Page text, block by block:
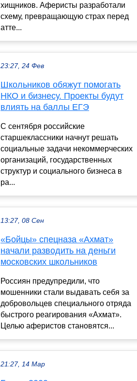
хищников. Аферисты разработали
схему, превращающую страх перед
атте...
23:27, 24 Фев
Школьников обяжут помогать
НКО и бизнесу. Проекты будут
влиять на баллы ЕГЭ
С сентября российские
старшеклассники начнут решать
социальные задачи некоммерческих
организаций, государственных
структур и социального бизнеса в
ра...
13:27, 08 Сен
«Бойцы» спецназа «Ахмат»
начали разводить на деньги
московских школьников
Россиян предупредили, что
мошенники стали выдавать себя за
добровольцев специального отряда
быстрого реагирования «Ахмат».
Целью аферистов становятся...
21:27, 14 Мар